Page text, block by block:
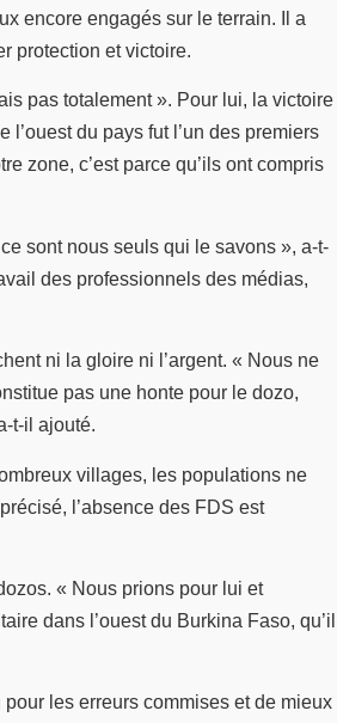
encore engagés sur le terrain. Il a
protection et victoire.
pas totalement ». Pour lui, la victoire
du pays fut l’un des premiers
zone, c’est parce qu’ils ont compris
sont nous seuls qui le savons », a-t-
des professionnels des médias,
ni la gloire ni l’argent. « Nous ne
pas une honte pour le dozo,
t-il ajouté.
villages, les populations ne
l’absence des FDS est
« Nous prions pour lui et
dans l’ouest du Burkina Faso, qu’il
les erreurs commises et de mieux